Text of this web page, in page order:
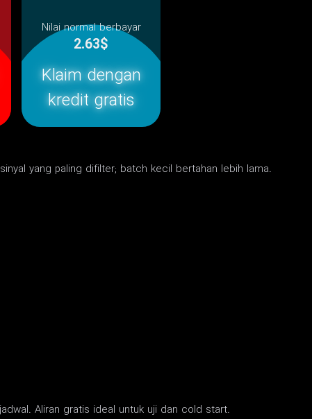
Nilai normal berbayar
2.63$
Klaim dengan
kredit gratis
yang paling difilter; batch kecil bertahan lebih lama.
Aliran gratis ideal untuk uji dan cold start.